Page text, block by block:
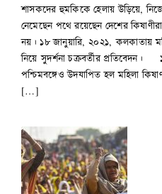
শাসকদের হুমকিকে হেলায় উড়িয়ে,
নেমেছেন পথে রয়েছেন দেশের
নয়। ১৮ জানুয়ারি, ২০২১, কলকাতায়
নিয়ে সুদর্শনা চক্রবর্তীর প্রতিবেদন।
পশ্চিমবঙ্গেও উদ‌যাপিত হল মহিলা
[…]